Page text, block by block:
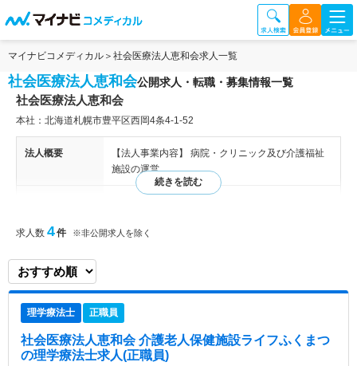
マイナビコメディカル 社会医療法人恵和会求人一覧
社会医療法人恵和会公開求人・転職・募集情報一覧
社会医療法人恵和会
本社：北海道札幌市豊平区西岡4条4-1-52
法人概要
【法人事業内容】 病院・クリニック及び介護福祉
施設の運営
域住民への健康の保持促進に努めている法人様で
求人数 4件 ※非公開求人を除く
理学療法士 正職員
社会医療法人恵和会 介護老人保健施設ライフふくまつ
の理学療法士求人(正職員)